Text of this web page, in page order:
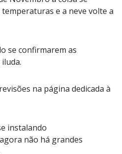
e a neve volte a
se confirmarem as
na página dedicada à
instalando
não há grandes